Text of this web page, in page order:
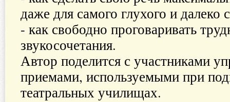
даже для самого глухого и далеко
- как свободно проговаривать
звукосочетания.
Автор поделится с участниками
приемами, используемыми при
театральных училищах.